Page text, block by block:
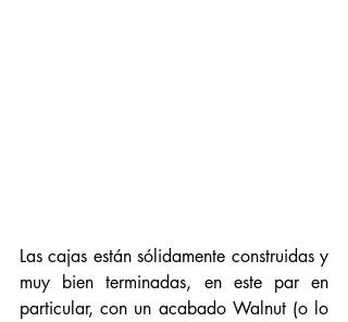
Las cajas están sólidamente construidas y
muy bien terminadas, en este par en
particular, con un acabado Walnut (o lo